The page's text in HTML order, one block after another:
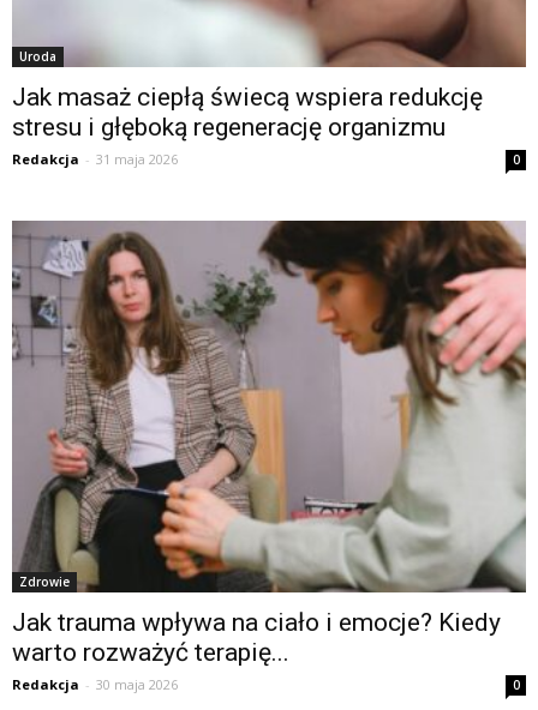
Uroda
Jak masaż ciepłą świecą wspiera redukcję
stresu i głęboką regenerację organizmu
Redakcja - 31 maja 2026 0
Zdrowie
Jak trauma wpływa na ciało i emocje? Kiedy
warto rozważyć terapię...
Redakcja - 30 maja 2026 0